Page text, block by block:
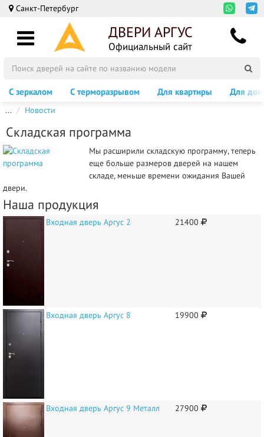
Санкт-Петербург
ДВЕРИ АРГУС
Официальный сайт
С зеркалом С терморазрывом Для квартиры Для
... Новости
Складская программа
Мы расширили складскую программу, теперь
еще больше размеров дверей на нашем
складе, меньше времени ожидания Вашей
двери.
Наша продукция
Входная дверь Аргус 2 21400
Входная дверь Аргус 8 19900
Входная дверь Аргус 9 Металл 27900